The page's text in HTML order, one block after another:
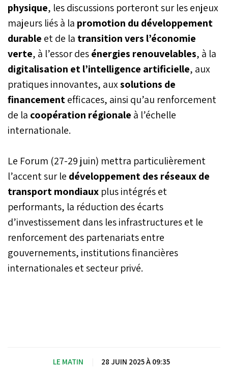
physique, les discussions porteront sur les enjeux
majeurs liés à la promotion du développement
durable et de la transition vers l’économie
verte, à l’essor desénergies renouvelables, à la
digitalisation et l’intelligence artificielle, aux
pratiques innovantes, auxsolutions de
financementefficaces, ainsi qu’au renforcement
de la coopération régionale à l’échelle
internationale.
Le Forum (27-29 juin) mettra particulièrement
l’accent sur le développement des réseaux de
transport mondiaux plus intégrés et
performants, la réduction des écarts
d’investissement dans les infrastructures et le
renforcement des partenariats entre
gouvernements, institutions financières
internationales et secteur privé.
LE MATIN 28 JUIN 2025 À 09:35